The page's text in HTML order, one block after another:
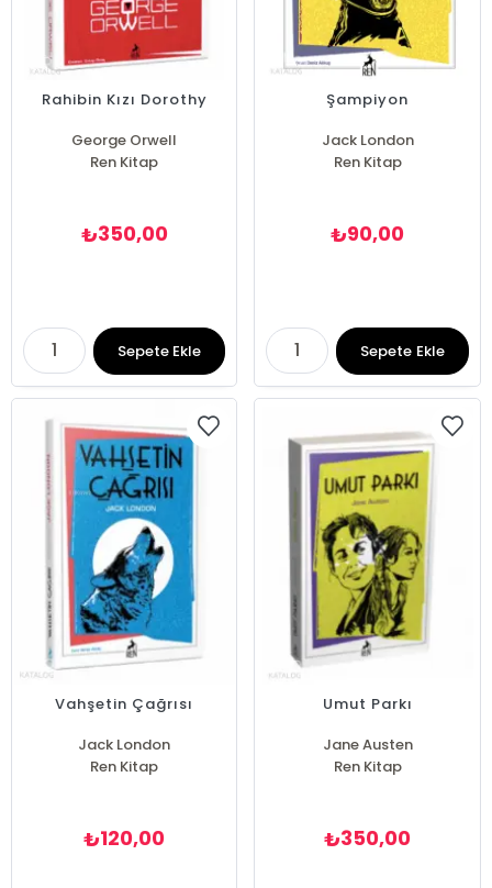
Rahibin Kızı Dorothy
George Orwell
Ren Kitap
₺350,00
Sepete Ekle
Şampiyon
Jack London
Ren Kitap
₺90,00
Sepete Ekle
Vahşetin Çağrısı
Jack London
Ren Kitap
₺120,00
Umut Parkı
Jane Austen
Ren Kitap
₺350,00